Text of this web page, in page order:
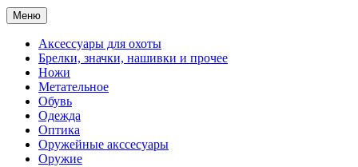
Меню
Аксессуары для охоты
Брелки, значки, нашивки и прочее
Ножи
Метательное
Обувь
Одежда
Оптика
Оружейные акссесуары
Оружие